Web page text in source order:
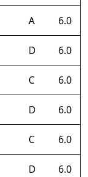
A 6.0
D 6.0
C 6.0
D 6.0
C 6.0
D 6.0